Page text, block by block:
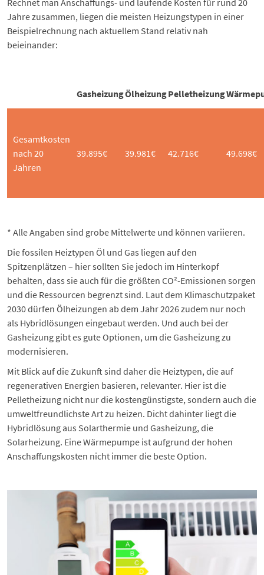
Jahre zusammen, liegen die meisten Heizungstypen in einer
Beispielrechnung nach aktuellem Stand relativ nah
beieinander:
GasheizungÖlheizungPelletheizung
Gesamtkosten
nach 20
Jahren
39.895€ 39.981€ 42.716€ 49.698€
* Alle Angaben sind grobe Mittelwerte und können variieren.
Die fossilen Heiztypen Öl und Gas liegen auf den
Spitzenplätzen – hier sollten Sie jedoch im Hinterkopf
behalten, dass sie auch für die größten CO²-Emissionen sorgen
und die Ressourcen begrenzt sind. Laut dem Klimaschutzpaket
2030 dürfen Ölheizungen ab dem Jahr 2026 zudem nur noch
als Hybridlösungen eingebaut werden. Und auch bei der
Gasheizung gibt es gute Optionen, um dieGasheizung zu
modernisieren.
Mit Blick auf die Zukunft sind daher die Heiztypen, die auf
regenerativen Energien basieren, relevanter. Hier ist die
Pelletheizung nicht nur die kostengünstigste, sondern auch die
umweltfreundlichste Art zu heizen. Dicht dahinter liegt die
Hybridlösung aus Solarthermie und Gasheizung, die
Solarheizung. Eine Wärmepumpe ist aufgrund der hohen
Anschaffungskosten nicht immer die beste Option.